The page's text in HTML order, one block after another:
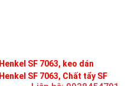
Henkel SF 7063, keo dán
Henkel SF 7063, Chất tẩy SF